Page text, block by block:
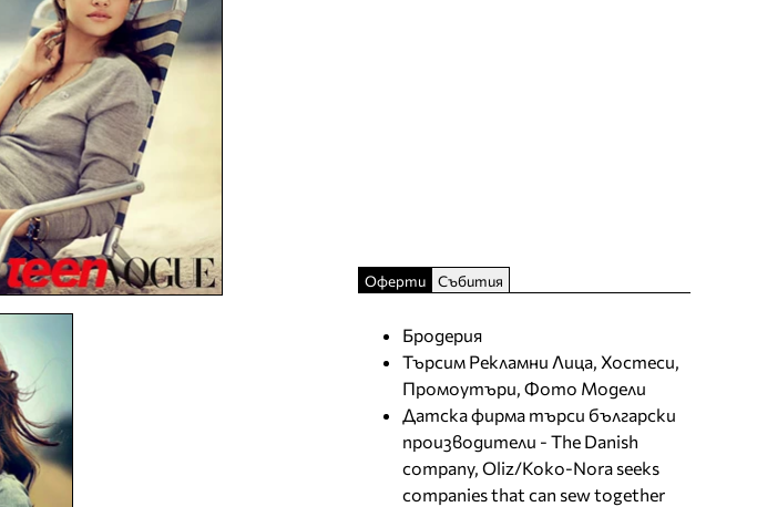
Оферти Събития
Бродерия
Търсим Рекламни Лица, Хостеси,
Промоутъри, Фото Модели
Датска фирма търси български
производители - The Danish
company, Oliz/Koko-Nora seeks
companies that can sew together